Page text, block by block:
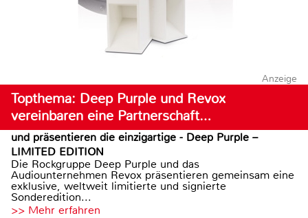
Anzeige
Topthema: Deep Purple und Revox
vereinbaren eine Partnerschaft…
und präsentieren die einzigartige - Deep Purple –
LIMITED EDITION
Die Rockgruppe Deep Purple und das
Audiounternehmen Revox präsentieren gemeinsam eine
exklusive, weltweit limitierte und signierte
Sonderedition...
>> Mehr erfahren